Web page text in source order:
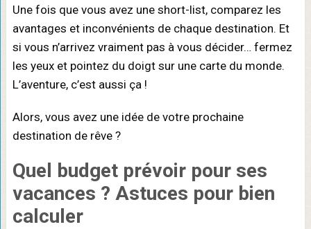
Une fois que vous avez une short-list, comparez les
avantages et inconvénients de chaque destination. Et
si vous n’arrivez vraiment pas à vous décider… fermez
les yeux et pointez du doigt sur une carte du monde.
L’aventure, c’est aussi ça !
Alors, vous avez une idée de votre prochaine
destination de rêve ?
Quel budget prévoir pour ses
vacances ? Astuces pour bien
calculer